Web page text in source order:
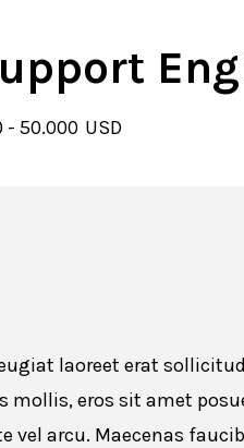
- 50.000 USD
laoreet erat
mollis, eros sit amet
vel arcu. Maecenas